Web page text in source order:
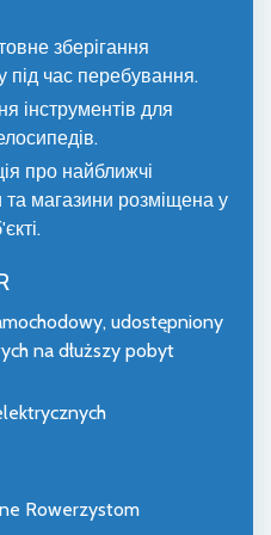
зберігання
під час перебування.
інструментів для
про найближчі
та магазини розміщена у
udostępniony
na dłuższy pobyt
Rowerzystom